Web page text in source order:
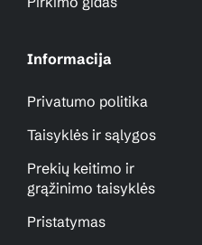
Informacija
Privatumo politika
Taisyklės ir sąlygos
Prekių keitimo ir
grąžinimo taisyklės
Pristatymas